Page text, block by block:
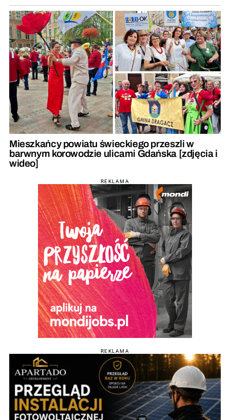
Mieszkańcy powiatu świeckiego przeszli w
barwnym korowodzie ulicami Gdańska [zdjęcia i
wideo]
REKLAMA
REKLAMA